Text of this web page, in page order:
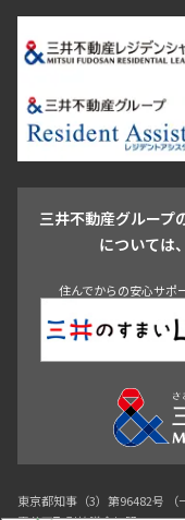
市ヶ谷
芝浦・汐留・品川
月島
目白・高
池尻大橋・三軒茶屋
祐
駒沢・用賀・二子玉川
青山 渋谷 東京・大
豊島区
杉並区 板橋区
葛飾区
江戸川区
三井不動産グループ
については
住んでからの安心サポ
東京都知事（3）第96482号